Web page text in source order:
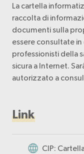
La cartella
raccolta di
documenti sulla
essere consultate
professionisti della
sicura a Internet.
autorizzato a
Link
CIP: